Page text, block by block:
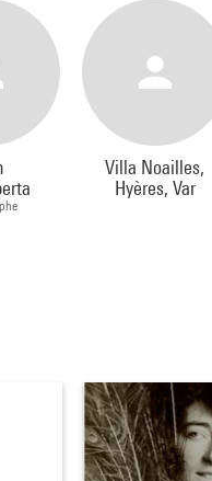
Villa Noailles,
Hyères, Var